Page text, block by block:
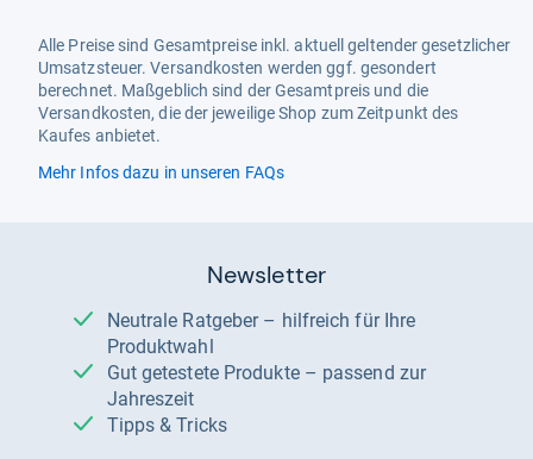
Alle Preise sind Gesamtpreise inkl. aktuell geltender gesetzlicher
Umsatzsteuer. Versandkosten werden ggf. gesondert
berechnet. Maßgeblich sind der Gesamtpreis und die
Versandkosten, die der jeweilige Shop zum Zeitpunkt des
Kaufes anbietet.
Mehr Infos dazu in unseren FAQs
Newsletter
Neutrale Ratgeber – hilfreich für Ihre
Produktwahl
Gut getestete Produkte – passend zur
Jahreszeit
Tipps & Tricks